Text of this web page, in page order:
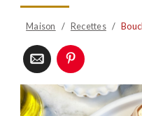
Maison / Recettes /